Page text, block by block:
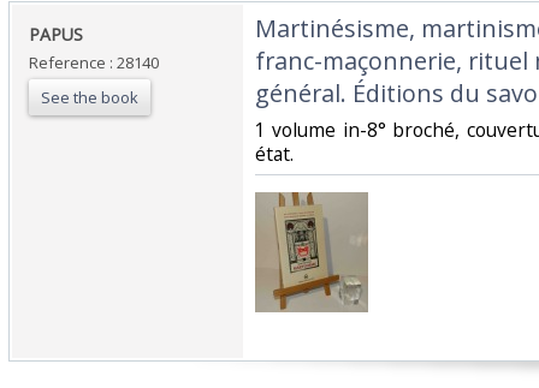
‎PAPUS‎
Reference : 28140
See the book
‎Martinésisme,
franc-maçonnerie,
général. Éditions du
‎1 volume in-8° broché,
état. ‎